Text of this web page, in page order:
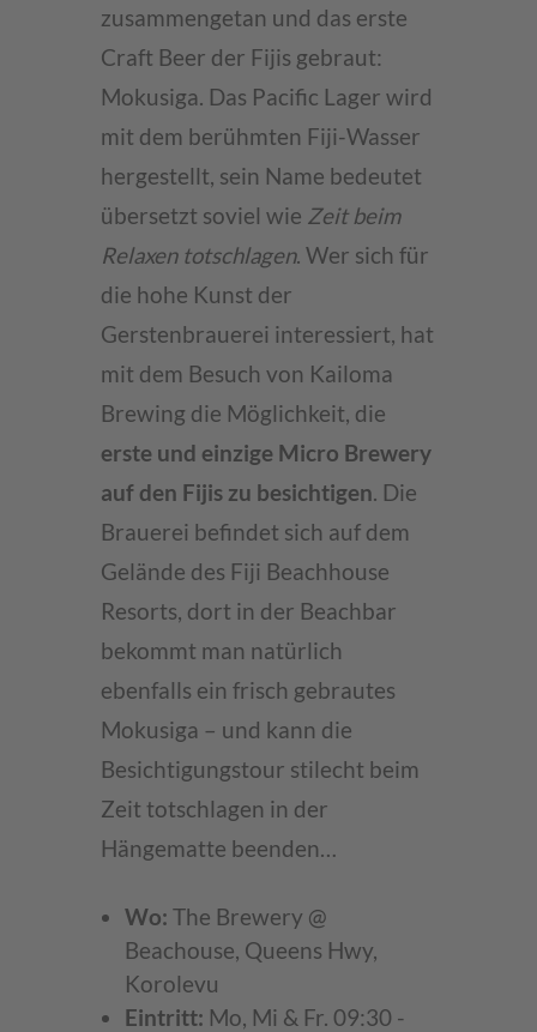
zusammengetan und das erste
Craft Beer der Fijis gebraut:
Mokusiga. Das Pacific Lager wird
mit dem berühmten Fiji-Wasser
hergestellt, sein Name bedeutet
übersetzt soviel wie Zeit beim
Relaxen totschlagen. Wer sich für
die hohe Kunst der
Gerstenbrauerei interessiert, hat
mit dem Besuch von Kailoma
Brewing die Möglichkeit, die
erste und einzige Micro Brewery
auf den Fijis zu besichtigen. Die
Brauerei befindet sich auf dem
Gelände des Fiji Beachhouse
Resorts, dort in der Beachbar
bekommt man natürlich
ebenfalls ein frisch gebrautes
Mokusiga – und kann die
Besichtigungstour stilecht beim
Zeit totschlagen in der
Hängematte beenden…
Wo: The Brewery @
Beachouse, Queens Hwy,
Korolevu
Eintritt: Mo, Mi & Fr. 09:30 -